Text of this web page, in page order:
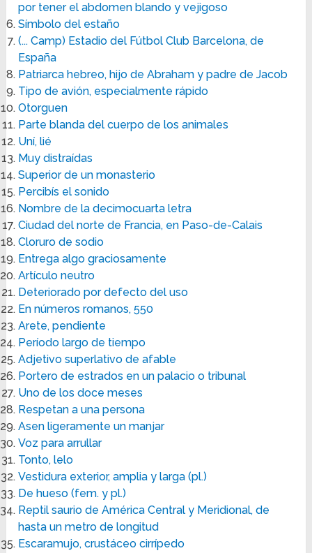
por tener el abdomen blando y vejigoso
Símbolo del estaño
(... Camp) Estadio del Fútbol Club Barcelona, de
España
Patriarca hebreo, hijo de Abraham y padre de Jacob
Tipo de avión, especialmente rápido
Otorguen
Parte blanda del cuerpo de los animales
Uní, lié
Muy distraídas
Superior de un monasterio
Percibís el sonido
Nombre de la decimocuarta letra
Ciudad del norte de Francia, en Paso-de-Calais
Cloruro de sodio
Entrega algo graciosamente
Artículo neutro
Deteriorado por defecto del uso
En números romanos, 550
Arete, pendiente
Período largo de tiempo
Adjetivo superlativo de afable
Portero de estrados en un palacio o tribunal
Uno de los doce meses
Respetan a una persona
Asen ligeramente un manjar
Voz para arrullar
Tonto, lelo
Vestidura exterior, amplia y larga (pl.)
De hueso (fem. y pl.)
Reptil saurio de América Central y Meridional, de
hasta un metro de longitud
Escaramujo, crustáceo cirrípedo